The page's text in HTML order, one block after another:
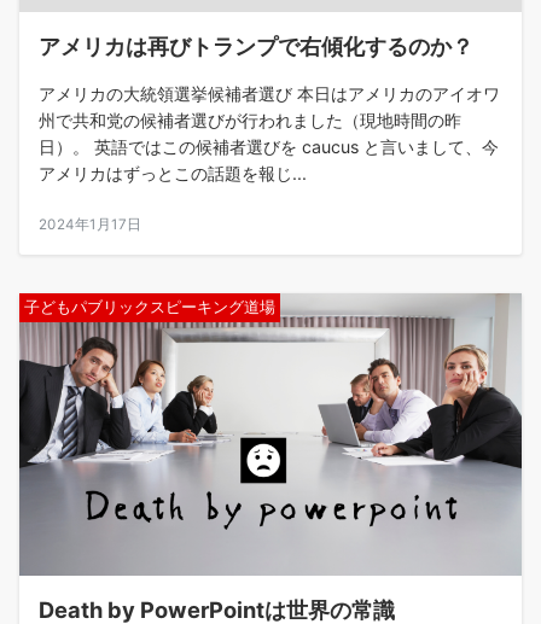
アメリカは再びトランプで右傾化するのか？
アメリカの大統領選挙候補者選び 本日はアメリカのアイオワ
州で共和党の候補者選びが行われました（現地時間の昨
日）。 英語ではこの候補者選びを caucus と言いまして、今
アメリカはずっとこの話題を報じ...
2024年1月17日
子どもパブリックスピーキング道場
Death by PowerPointは世界の常識